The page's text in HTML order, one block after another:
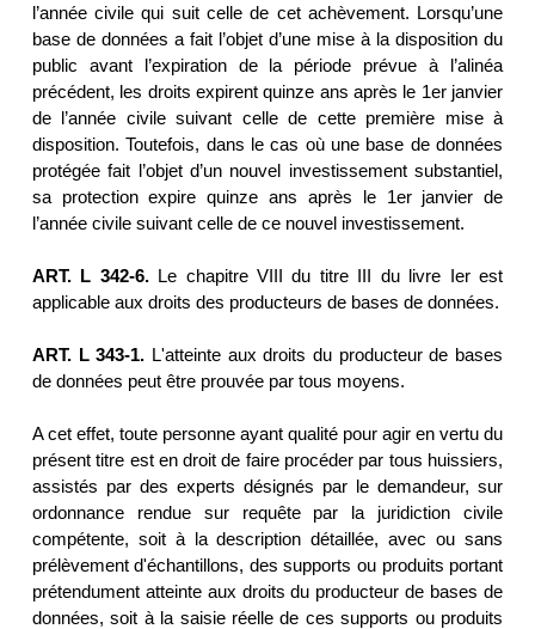
l’année civile qui suit celle de cet achèvement. Lorsqu’une
base de données a fait l’objet d’une mise à la disposition du
public avant l’expiration de la période prévue à l’alinéa
précédent, les droits expirent quinze ans après le 1er janvier
de l’année civile suivant celle de cette première mise à
disposition. Toutefois, dans le cas où une base de données
protégée fait l’objet d’un nouvel investissement substantiel,
sa protection expire quinze ans après le 1er janvier de
l’année civile suivant celle de ce nouvel investissement.
ART. L 342-6.Le chapitre VIII du titre III du livre Ier est
applicable aux droits des producteurs de bases de données.
ART. L 343-1. L'atteinte aux droits du producteur de bases
de données peut être prouvée par tous moyens.
A cet effet, toute personne ayant qualité pour agir en vertu du
présent titre est en droit de faire procéder par tous huissiers,
assistés par des experts désignés par le demandeur, sur
ordonnance rendue sur requête par la juridiction civile
compétente, soit à la description détaillée, avec ou sans
prélèvement d'échantillons, des supports ou produits portant
prétendument atteinte aux droits du producteur de bases de
données, soit à la saisie réelle de ces supports ou produits